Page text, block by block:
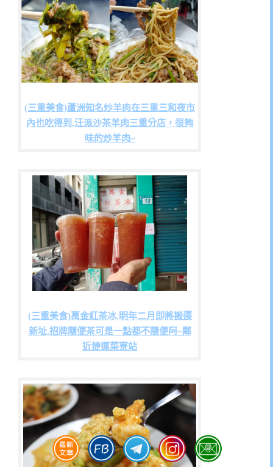
(三重美食)蘆洲知名炒羊肉在三重三和夜市
內也吃得到,汪派沙茶羊肉三重分店，很夠
味的炒羊肉~
(三重美食)萬金紅茶冰,明年二月即將搬遷
新址,招牌隨便茶可是一點都不隨便阿~鄰
近捷運菜寮站